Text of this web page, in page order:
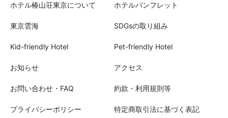
ホテル椿山荘東京について ホテルパンフレット
東京雲海 SDGsの取り組み
Kid-friendly Hotel Pet-friendly Hotel
お知らせ アクセス
お問い合わせ・FAQ 約款・利用規則等
プライバシーポリシー 特定商取引法に基づく表記